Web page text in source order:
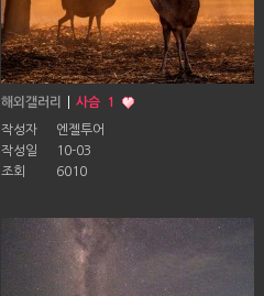
해외갤러리 사슴 1
작성자
엔젤투어
작성일
10-03
조회
6010